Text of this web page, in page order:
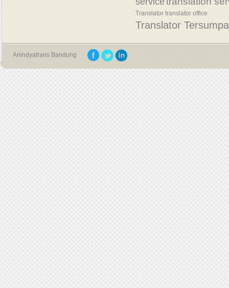
Translator translator office
Translator
Anindyatrans Bandung